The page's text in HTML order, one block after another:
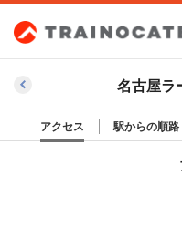
名古屋ラ
アクセス 駅からの順路